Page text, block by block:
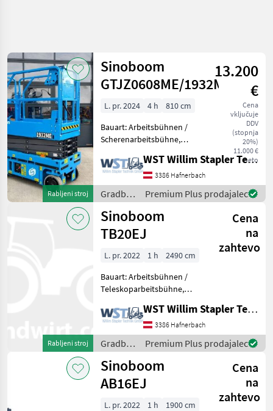
Kategorija 4 Država Filtri
TRENUTNA
POT
Gradbena
tehnika
Gradbeni
Stroji
Dvigalne
Ploscadi
JLG
Ponastavi
Prikaži 5
rezultatov
Rabljeni stroj
Sinoboom
GTJZ0608ME/1932ME
13.200
€
Cena
vključuje
DDV
(stopnja
20%)
11.000 €
neto
L. pr. 2024 4 h
810 cm
Bauart: Arbeitsbühnen /
Scherenarbeitsbühne,
1880mm, Gradbeni stroji
Dvigalne ploščadi
WST Willim Stapler Technik GmbH
3386 Hafnerbach
Gradbeni
stroji /
Sinoboom
Premium Plus prodajalec
Rabljeni stroj
Sinoboom
TB20EJ
Cena
na
zahtevo
L. pr. 2022 1 h
2490 cm
Bauart: Arbeitsbühnen /
Teleskoparbeitsbühne,
2790mm, Gradbeni stroji
Dvigalne ploščadi
WST Willim Stapler Technik GmbH
3386 Hafnerbach
Gradbeni
stroji /
Sinoboom
Premium Plus prodajalec
Sinoboom
AB16EJ
Cena
na
zahtevo
L. pr. 2022 1 h
1900 cm